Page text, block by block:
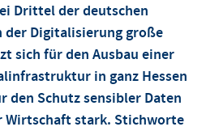
Drittel der deutschen
der Digitalisierung große
sich für den Ausbau einer
in ganz Hessen
den Schutz sensibler Daten
Wirtschaft stark. Stichworte